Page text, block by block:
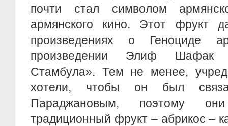
почти стал символом
армянского кино. Этот фрукт
произведениях о Геноциде
произведении Элиф Шафак
Стамбула». Тем не менее,
хотели, чтобы он был
Параджановым, поэтому
традиционный фрукт – абрикос –